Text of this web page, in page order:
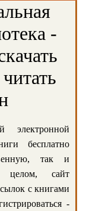
-
электронной
бесплатно
так и
целом, сайт
с книгами
-